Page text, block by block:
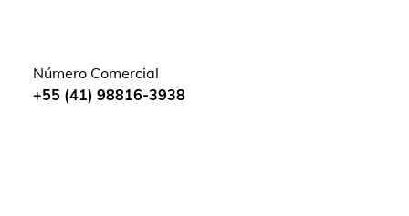
Número Comercial
+55 (41) 98816-3938